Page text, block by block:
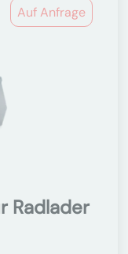
Auf Anfrage
Radlader